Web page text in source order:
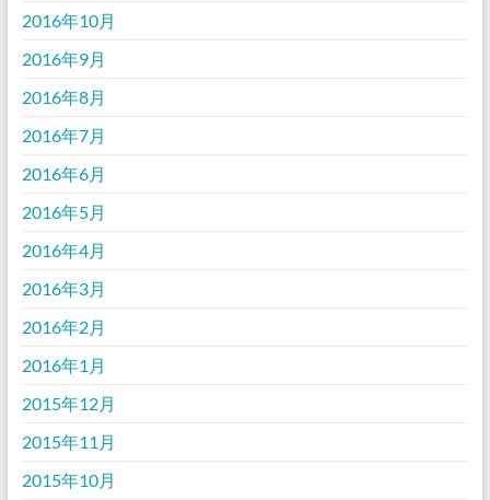
2016年10月
2016年9月
2016年8月
2016年7月
2016年6月
2016年5月
2016年4月
2016年3月
2016年2月
2016年1月
2015年12月
2015年11月
2015年10月